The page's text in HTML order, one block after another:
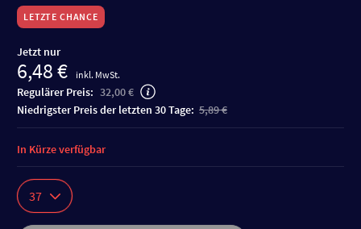
LETZTE CHANCE
Jetzt nur
6,48 € inkl. MwSt.
Regulärer Preis: 32,00 €
niedrigster Preis der letzten 30 Tage: 5,89 €
37
In Kürze verfügbar